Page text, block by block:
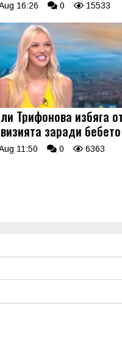
16:26 0 15533
Трифонова избяга
заради бебето
11:50 0 6363